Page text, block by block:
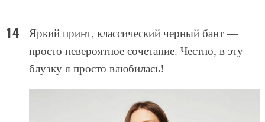
Яркий принт, классический черный бант —
просто невероятное сочетание. Честно, в эту
блузку я просто влюбилась!